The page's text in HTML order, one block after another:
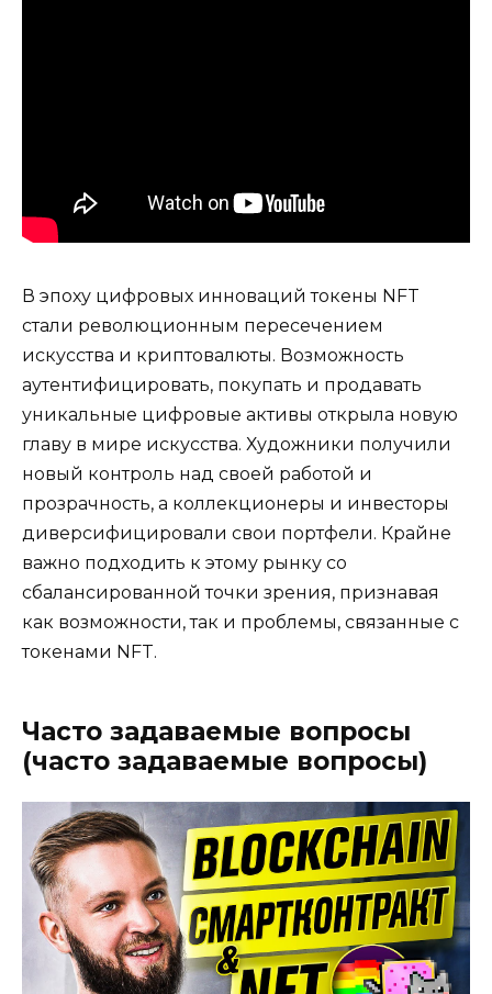
В эпоху цифровых инноваций токены NFT
стали революционным пересечением
искусства и криптовалюты. Возможность
аутентифицировать, покупать и продавать
уникальные цифровые активы открыла новую
главу в мире искусства. Художники получили
новый контроль над своей работой и
прозрачность, а коллекционеры и инвесторы
диверсифицировали свои портфели. Крайне
важно подходить к этому рынку со
сбалансированной точки зрения, признавая
как возможности, так и проблемы, связанные с
токенами NFT.
Часто задаваемые вопросы
(часто задаваемые вопросы)